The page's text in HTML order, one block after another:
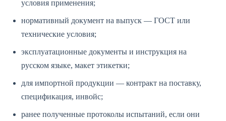
условия применения;
нормативный документ на выпуск — ГОСТ или
технические условия;
эксплуатационные документы и инструкция на
русском языке, макет этикетки;
для импортной продукции — контракт на поставку,
спецификация, инвойс;
ранее полученные протоколы испытаний, если они